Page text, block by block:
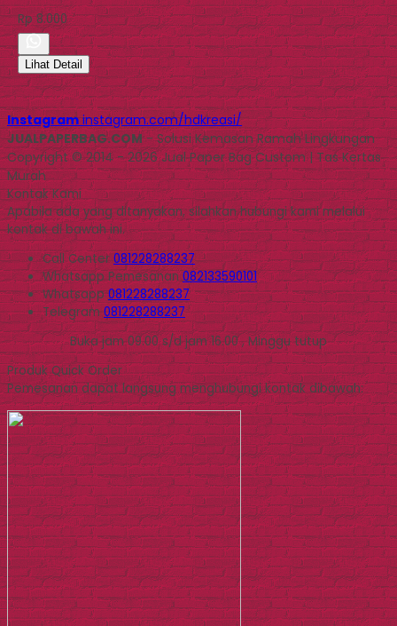
Rp 8.000
Lihat Detail
Instagram instagram.com/hdkreasi/
JUALPAPERBAG.COM- Solusi Kemasan Ramah Lingkungan
Copyright © 2014 - 2026 Jual Paper Bag Custom | Tas Kertas
Murah
Kontak Kami
Apabila ada yang ditanyakan, silahkan hubungi kami melalui
kontak di bawah ini.
Call Center081228288237
WhatsappPemesanan 082133590101
Whatsapp081228288237
Telegram081228288237
Buka jam 09.00 s/d jam 16.00 , Minggu tutup
Produk Quick Order
Pemesanan dapat langsung menghubungi kontak dibawah: